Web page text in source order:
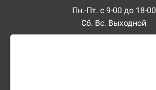
Пн.-Пт. с 9-00 до 18-00
Сб. Вс. Выходной